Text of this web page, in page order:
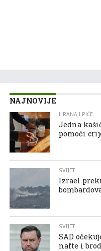
NAJNOVIJE
HRANA I PIĆE
Jedna
pomoći
SVIJET
Izrael
SVIJET
SAD
nafte i